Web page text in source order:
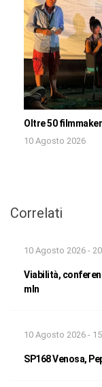
Oltre 50
10 Agosto 2026
Correlati
10 Agosto 2026 -
Viabilità,
mln
10 Agosto 2026 -
SP168 Venosa,